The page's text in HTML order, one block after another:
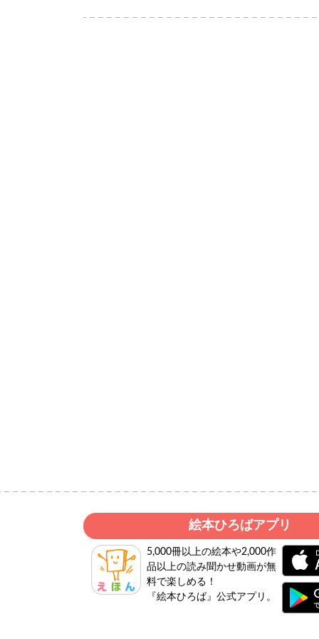
絵本ひろばアプリ
5,000冊以上の絵本や2,000作
品以上の読み聞かせ動画が無
料で楽しめる！
『絵本ひろば』公式アプリ。